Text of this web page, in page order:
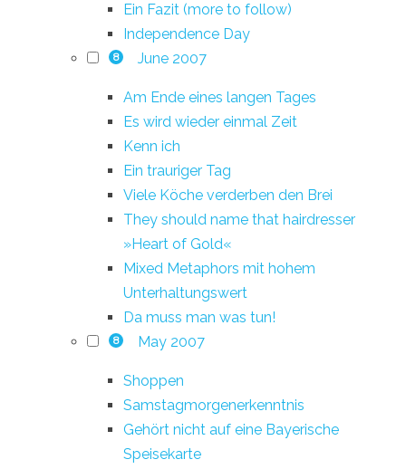
Ein Fazit (more to follow)
Independence Day
8 June 2007
Am Ende eines langen Tages
Es wird wieder einmal Zeit
Kenn ich
Ein trauriger Tag
Viele Köche verderben den Brei
They should name that hairdresser
»Heart of Gold«
Mixed Metaphors mit hohem
Unterhaltungswert
Da muss man was tun!
8 May 2007
Shoppen
Samstagmorgenerkenntnis
Gehört nicht auf eine Bayerische
Speisekarte